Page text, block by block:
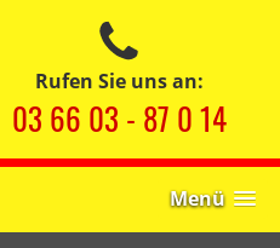
Rufen Sie uns an:
03 66 03 - 87 0 14
Menü